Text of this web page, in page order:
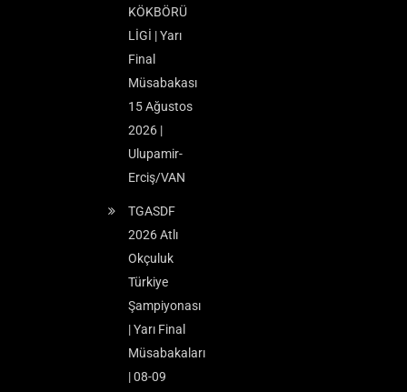
KÖKBÖRÜ
LİGİ | Yarı
Final
Müsabakası
15 Ağustos
2026 |
Ulupamir-
Erciş/VAN
TGASDF
2026 Atlı
Okçuluk
Türkiye
Şampiyonası
| Yarı Final
Müsabakaları
| 08-09